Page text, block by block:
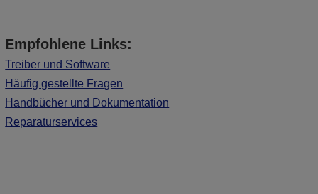
Empfohlene Links:
Treiber und Software
Häufig gestellte Fragen
Handbücher und Dokumentation
Reparaturservices